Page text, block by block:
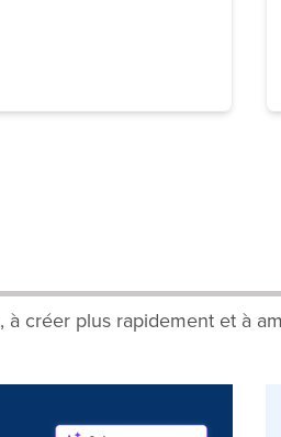
créer plus rapidement et à